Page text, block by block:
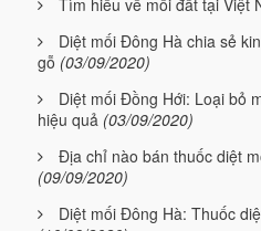
Diệt mối Đông Hà chia sẻ
gỗ (03/09/2020)
Diệt mối Đồng Hới: Loại bỏ
hiệu quả (03/09/2020)
Địa chỉ nào bán thuốc diệt
(09/09/2020)
Diệt mối Đông Hà: Thuốc